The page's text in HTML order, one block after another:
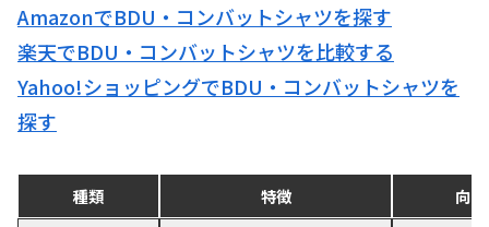
AmazonでBDU・コンバットシャツを探す
楽天でBDU・コンバットシャツを比較する
Yahoo!ショッピングでBDU・コンバットシャツを
探す
種類 特徴
向